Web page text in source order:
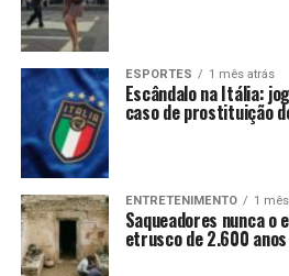
ESPORTES 1 mês atrás
Escândalo na Itália:
caso de prostituição
ENTRETENIMENTO 1
Saqueadores nunca
etrusco de 2.600